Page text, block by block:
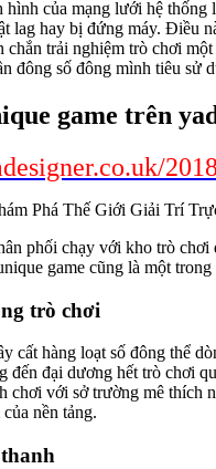
của mạng lưới hệ
lag hay bị đứng máy. Điều
chắn trải nghiệm trò chơi
đông số đông mình tiêu sử
game trên
phối chạy với kho trò chơi
game cũng là một
trò chơi
cất hàng loạt số đông thể
đến đại dương hết trò chơi
chơi với sở trường mê thích
nền tảng.